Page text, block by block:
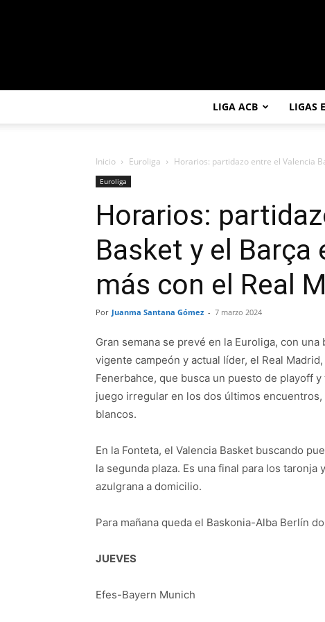
LIGA ACB LIGAS
Inicio Euroliga Horarios: partidazo entre el Valencia
Euroliga
Horarios:
Basket y el
más con el Real
Por Juanma Santana Gómez - 7 marzo 2024
Gran semana se prevé en la Euroliga, con
vigente campeón y actual líder, el Real
Fenerbahce, que busca un puesto de playoff
juego irregular en los dos últimos
blancos.
En la Fonteta, el Valencia Basket buscando
la segunda plaza. Es una final para los
azulgrana a domicilio.
Para mañana queda el Baskonia-Alba Berlín
JUEVES
Efes-Bayern Munich